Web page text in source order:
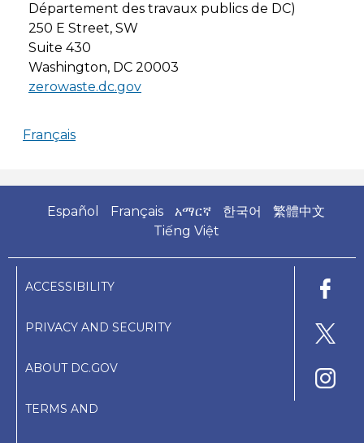
Département des travaux publics de DC)
250 E Street, SW
Suite 430
Washington, DC 20003
zerowaste.dc.gov
Français
Español Français አማርኛ 한국어
繁體中文
Tiếng Việt
ACCESSIBILITY
PRIVACY AND SECURITY
ABOUT DC.GOV
TERMS AND